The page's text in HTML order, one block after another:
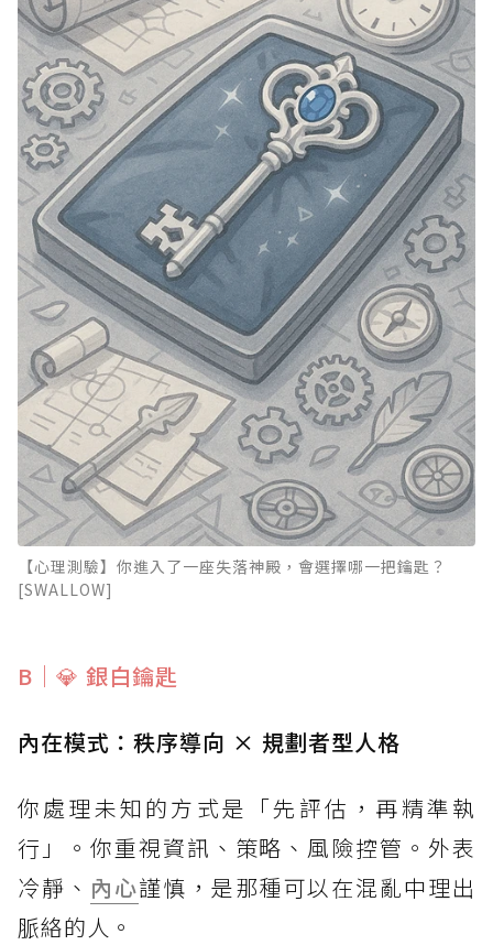
【心理測驗】你進入了一座失落神殿，會選擇哪一把鑰匙？
[SWALLOW]
B｜💎 銀白鑰匙
內在模式：秩序導向 × 規劃者型人格
你處理未知的方式是「先評估，再精準執
行」。你重視資訊、策略、風險控管。外表
冷靜、 內心謹慎，是那種可以在混亂中理出
脈絡的人。